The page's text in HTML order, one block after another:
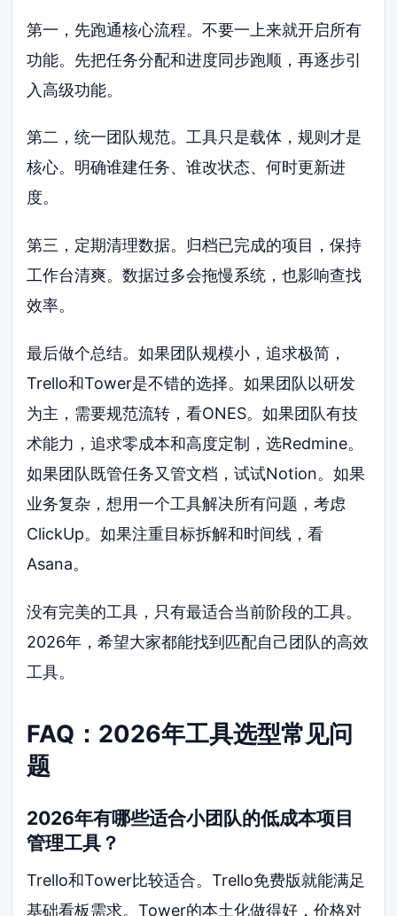
第一，先跑通核心流程。不要一上来就开启所有
功能。先把任务分配和进度同步跑顺，再逐步引
入高级功能。
第二，统一团队规范。工具只是载体，规则才是
核心。明确谁建任务、谁改状态、何时更新进
度。
第三，定期清理数据。归档已完成的项目，保持
工作台清爽。数据过多会拖慢系统，也影响查找
效率。
最后做个总结。如果团队规模小，追求极简，
Trello和Tower是不错的选择。如果团队以研发
为主，需要规范流转，看ONES。如果团队有技
术能力，追求零成本和高度定制，选Redmine。
如果团队既管任务又管文档，试试Notion。如果
业务复杂，想用一个工具解决所有问题，考虑
ClickUp。如果注重目标拆解和时间线，看
Asana。
没有完美的工具，只有最适合当前阶段的工具。
2026年，希望大家都能找到匹配自己团队的高效
工具。
FAQ：2026年工具选型常见问
题
2026年有哪些适合小团队的低成本项目
管理工具？
Trello和Tower比较适合。Trello免费版就能满足
基础看板需求。Tower的本土化做得好，价格对